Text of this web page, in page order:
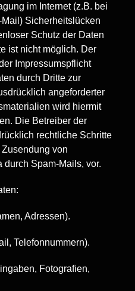
im Internet (z.B. bei
Sicherheitslücken
Schutz der Daten
ist nicht möglich. Der
Impressumspflicht
durch Dritte zur
angeforderter
wird hiermit
Die Betreiber der
rechtliche Schritte
von
durch Spam-Mails, vor.
Adressen).
Telefonnummern).
Fotografien,